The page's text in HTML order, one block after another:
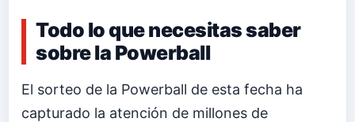
Todo lo que necesitas saber
sobre la Powerball
El sorteo de la Powerball de esta fecha ha
capturado la atención de millones de